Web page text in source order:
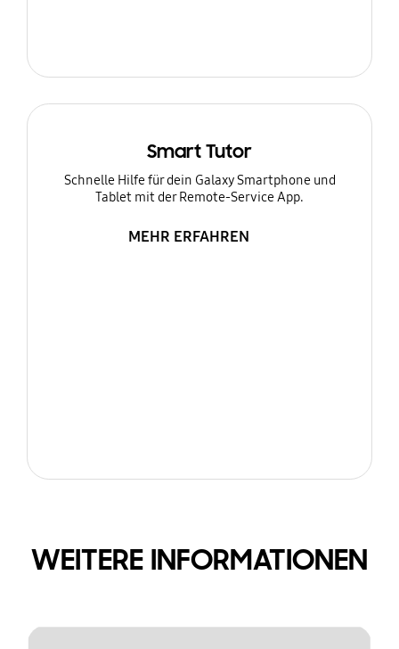
Smart Tutor
Schnelle Hilfe für dein Galaxy Smartphone und
Tablet mit der Remote-Service App.
MEHR ERFAHREN
WEITERE INFORMATIONEN